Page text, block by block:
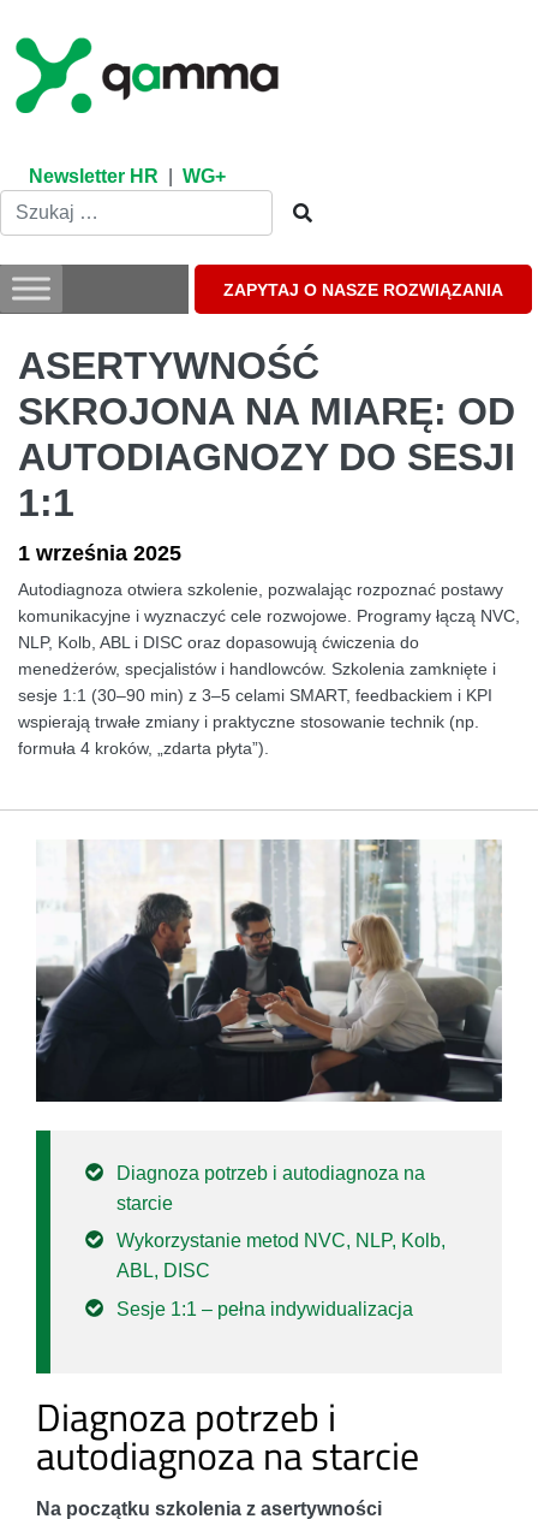
content
Newsletter HR WG+
ZAPYTAJ O NASZE ROZWIĄZANIA
ASERTYWNOŚĆ
SKROJONA NA MIARĘ: OD
AUTODIAGNOZY DO SESJI
1:1
1 września 2025
Autodiagnoza otwiera szkolenie, pozwalając rozpoznać postawy
komunikacyjne i wyznaczyć cele rozwojowe. Programy łączą NVC,
NLP, Kolb, ABL i DISC oraz dopasowują ćwiczenia do
menedżerów, specjalistów i handlowców. Szkolenia zamknięte i
sesje 1:1 (30–90 min) z 3–5 celami SMART, feedbackiem i KPI
wspierają trwałe zmiany i praktyczne stosowanie technik (np.
formuła 4 kroków, „zdarta płyta”).
Diagnoza potrzeb i autodiagnoza na
starcie
Wykorzystanie metod NVC, NLP, Kolb,
ABL, DISC
Sesje 1:1 – pełna indywidualizacja
Diagnoza potrzeb i
autodiagnoza na starcie
Na początku szkolenia z asertywności